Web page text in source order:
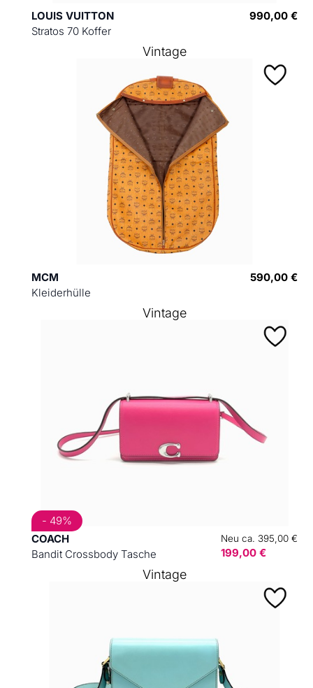
LOUIS VUITTON
Stratos 70 Koffer
990,00 €
MCM
Kleiderhülle
590,00 €
Vintage
COACH
Bandit Crossbody Tasche
Neu ca. 395,00 €
199,00 €
- 49%
Vintage
Vintage